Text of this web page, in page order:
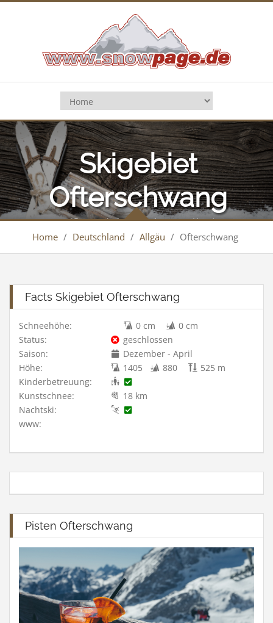
Skigebiet
Ofterschwang
(Gunzesried, Ofterschwanger Horn)
Home / Deutschland / Allgäu / Ofterschwang
Facts Skigebiet Ofterschwang
Schneehöhe: 0 cm
0 cm
Status:
geschlossen
Saison:
Dezember - April
Höhe:
1405 880
525 m
Kinderbetreuung:
Kunstschnee:
18 km
Nachtski:
www:
Pisten Ofterschwang